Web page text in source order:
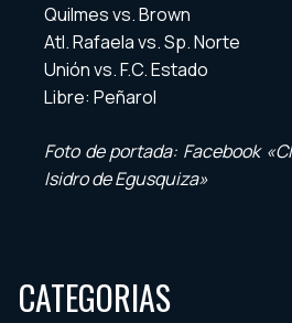
Quilmes vs. Brown
Atl. Rafaela vs. Sp. Norte
Unión vs. F.C. Estado
Libre: Peñarol
Foto de portada: Facebook
Isidro de Egusquiza»
CATEGORIAS